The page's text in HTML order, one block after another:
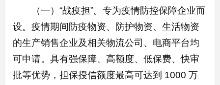
（一）“战疫担”。专为疫情防控保障企业而
设。疫情期间防疫物资、防护物资、生活物资
的生产销售企业及相关物流公司、电商平台均
可申请。具有强保障、高额度、低保费、快审
批等优势，担保授信额度最高可达到 1000 万